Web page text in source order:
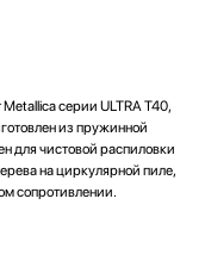
серии ULTRA T40,
из пружинной
для чистовой распиловки
на циркулярной пиле,
сопротивлении.